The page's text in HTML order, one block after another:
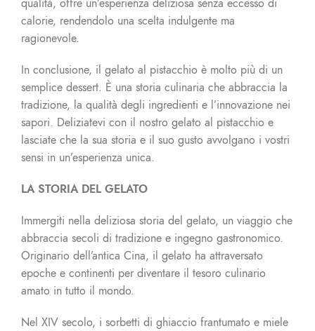
qualità, offre un’esperienza deliziosa senza eccesso di
calorie, rendendolo una scelta indulgente ma
ragionevole.
In conclusione, il gelato al pistacchio è molto più di un
semplice dessert. È una storia culinaria che abbraccia la
tradizione, la qualità degli ingredienti e l’innovazione nei
sapori. Deliziatevi con il nostro gelato al pistacchio e
lasciate che la sua storia e il suo gusto avvolgano i vostri
sensi in un’esperienza unica.
LA STORIA DEL GELATO
Immergiti nella deliziosa storia del gelato, un viaggio che
abbraccia secoli di tradizione e ingegno gastronomico.
Originario dell’antica Cina, il gelato ha attraversato
epoche e continenti per diventare il tesoro culinario
amato in tutto il mondo.
Nel XIV secolo, i sorbetti di ghiaccio frantumato e miele